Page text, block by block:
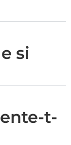
si
t-